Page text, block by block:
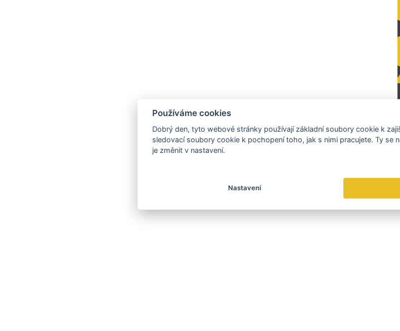
Používáme cookies
Dobrý den, tyto webové stránky používají základní soubory cookie k
sledovací soubory cookie k pochopení toho, jak s nimi pracujete. Ty se
je změnit v nastavení.
Nastavení